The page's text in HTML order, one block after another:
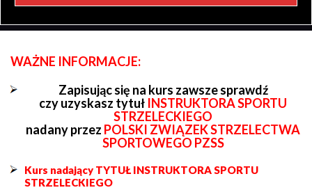
WAŻNE INFORMACJE:
Zapisując się na kurs zawsze sprawdź
czy uzyskasz tytuł INSTRUKTORA SPORTU
STRZELECKIEGO
nadany przez POLSKI ZWIĄZEK STRZELECTWA
SPORTOWEGO PZSS
Kurs nadający TYTUŁ INSTRUKTORA SPORTU
STRZELECKIEGO